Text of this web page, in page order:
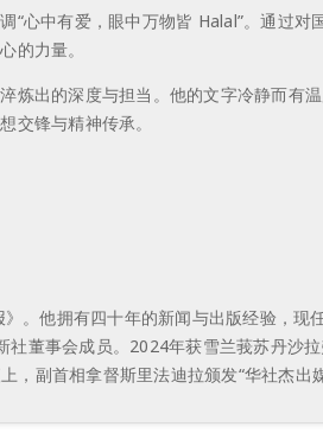
心中有爱，眼中万物皆 Halal”。通过
的力量。
出的深度与担当。他的文字冷静而有
交锋与精神传承。
。他拥有四十年的新闻与出版经验，
董事会成员。2024年获雪兰莪苏丹沙
副首相拿督斯里法迪拉颁发“华社杰出